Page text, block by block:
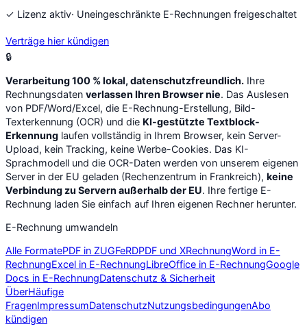
✓ Lizenz aktiv· Uneingeschränkte E-Rechnungen freigeschaltet
Verträge hier kündigen
🔒
Verarbeitung 100 % lokal, datenschutzfreundlich. Ihre
Rechnungsdaten verlassen Ihren Browser nie. Das Auslesen
von PDF/Word/Excel, die E-Rechnung-Erstellung, Bild-
Texterkennung (OCR) und die KI-gestützte Textblock-
Erkennung laufen vollständig in Ihrem Browser, kein Server-
Upload, kein Tracking, keine Werbe-Cookies. Das KI-
Sprachmodell und die OCR-Daten werden von unserem eigenen
Server in der EU geladen (Rechenzentrum in Frankreich), keine
Verbindung zu Servern außerhalb der EU. Ihre fertige E-
Rechnung laden Sie einfach auf Ihren eigenen Rechner herunter.
E-Rechnung umwandeln
Alle FormatePDF in ZUGFeRDPDF und XRechnungWord in E-
RechnungExcel in E-RechnungLibreOffice in E-RechnungGoogle
Docs in E-RechnungDatenschutz & Sicherheit
ÜberHäufige
FragenImpressumDatenschutzNutzungsbedingungenAbo
kündigen